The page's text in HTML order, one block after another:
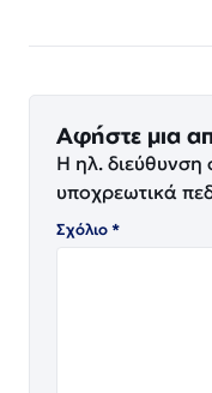
Αφήστε μια
Η ηλ. διεύθυνση
υποχρεωτικά
Σχόλιο*